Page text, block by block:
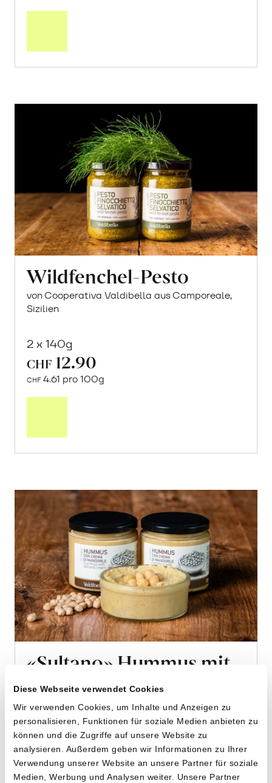
Diese Webseite verwendet Cookies
Wir verwenden Cookies, um Inhalte und Anzeigen zu
personalisieren, Funktionen für soziale Medien anbieten zu
können und die Zugriffe auf unsere Website zu
analysieren. Außerdem geben wir Informationen zu Ihrer
Verwendung unserer Website an unsere Partner für soziale
Medien, Werbung und Analysen weiter. Unsere Partner
Wildfenchel-Pesto
von Cooperativa Valdibella aus Camporeale,
Sizilien
2 x 140g
CHF 12.90
CHF 4.61 pro 100g
«Sultano» Hummus mit
Mandelmus
von Cooperativa Valdibella aus Camporeale,
Sizilien
2 x 220g
CHF12.60